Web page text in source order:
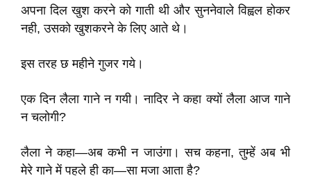
अपना दिल खुश करने को गाती थी और सुननेवाले विह्वल होकर
नही, उसको खुशकरने के लिए आते थे।
इस तरह छ महीने गुजर गये।
एक दिन लैला गाने न गयी। नादिर ने कहा क्यों लैला आज गाने
न चलोगी?
लैला ने कहा—अब कभी न जाउंगा। सच कहना, तुम्हें अब भी
मेरे गाने में पहले ही का—सा मजा आता है?